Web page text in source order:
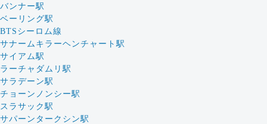
バンナー駅
ベーリング駅
BTSシーロム線
サナームキラーヘンチャート駅
サイアム駅
ラーチャダムリ駅
サラデーン駅
チョーンノンシー駅
スラサック駅
サパーンタークシン駅